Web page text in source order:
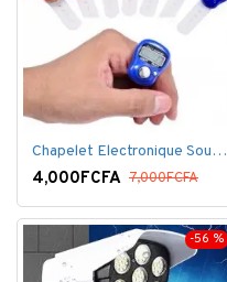
Chapelet Electronique Sous Forme De Bague Tasbih
4,000FCFA 7,000FCFA
-56 %